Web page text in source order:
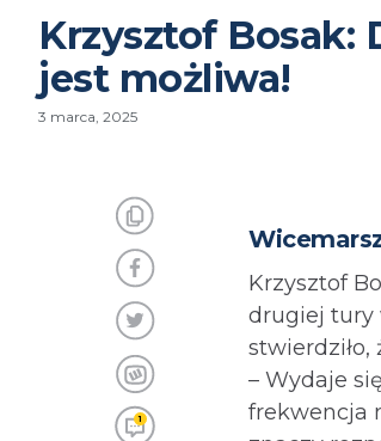
Krzysztof Bosak:
jest możliwa!
3 marca, 2025
1
Krzysztof
drugiej tury
stwierdziło,
– Wydaje
frekwencja